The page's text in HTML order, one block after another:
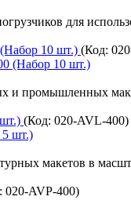
для
10 шт.) (Код:
и промышленных
(Код: 020-AVL-400)
макетов в
020-AVP-400)